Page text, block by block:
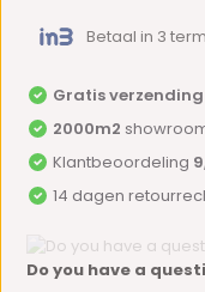
Betaal in 3
Gratis verzending
2000m2
Klantbeoordeling
14 dagen
Do you have a